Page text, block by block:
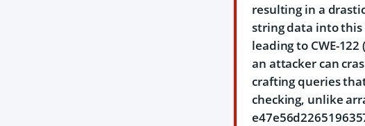
resulting in a
string data into this
leading to CWE-
an attacker can
crafting queries
checking, unlike